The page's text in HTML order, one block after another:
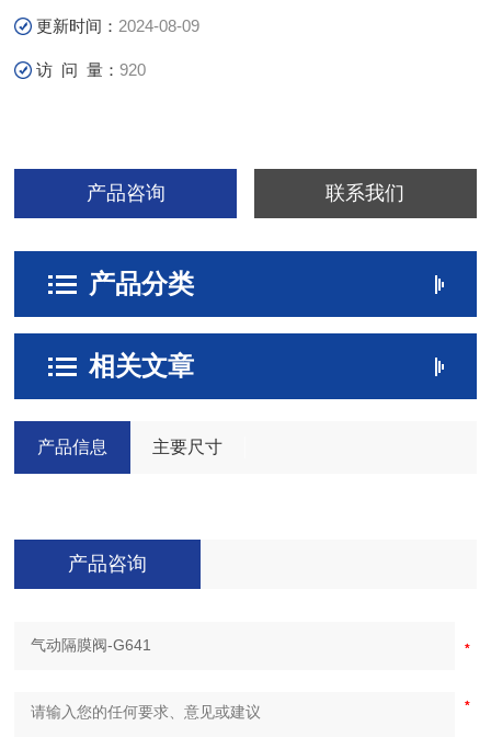
更新时间： 2024-08-09
访 问 量：920
产品咨询 联系我们
产品分类
相关文章
产品信息 主要尺寸
产品咨询